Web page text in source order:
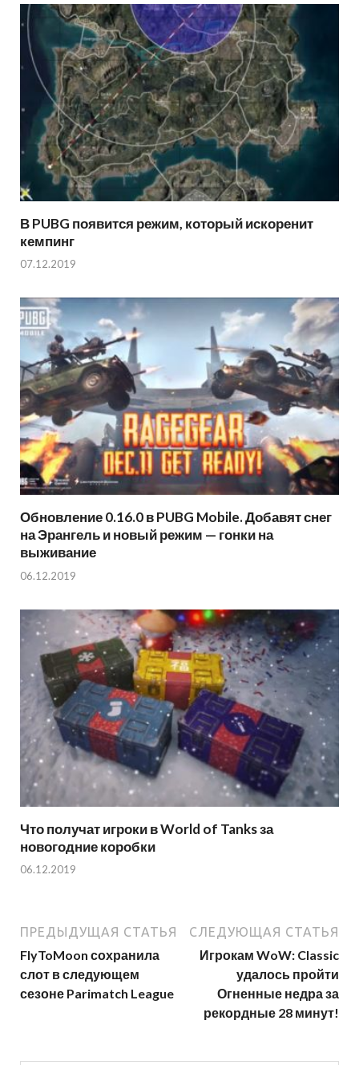
В PUBG появится режим, который искоренит
кемпинг
07.12.2019
Обновление 0.16.0 в PUBG Mobile. Добавят снег
на Эрангель и новый режим — гонки на
выживание
06.12.2019
Что получат игроки в World of Tanks за
новогодние коробки
06.12.2019
ПРЕДЫДУЩАЯ СТАТЬЯ
FlyToMoon сохранила
слот в следующем
сезоне Parimatch League
СЛЕДУЮЩАЯ СТАТЬЯ
Игрокам WoW: Classic
удалось пройти
Огненные недра за
рекордные 28 минут!